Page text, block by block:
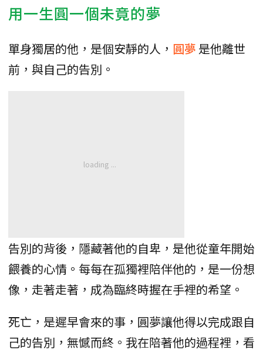
用一生圓一個未竟的夢
單身獨居的他，是個安靜的人， 圓夢 是他離世
前，與自己的告別。
告別的背後，隱藏著他的自卑，是他從童年開始
餵養的心情。每每在孤獨裡陪伴他的，是一份想
像，走著走著，成為臨終時握在手裡的希望。
死亡，是遲早會來的事，圓夢讓他得以完成跟自
己的告別，無憾而終。我在陪著他的過程裡，看